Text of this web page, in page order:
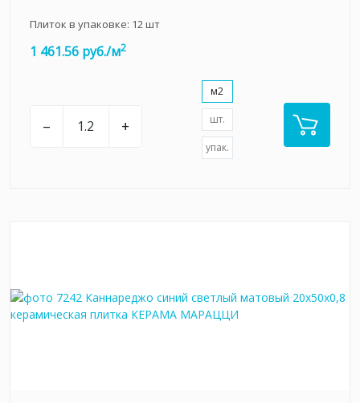
Плиток в упаковке: 12шт
1 461.56 руб./м2
– +
м2
шт.
упак.